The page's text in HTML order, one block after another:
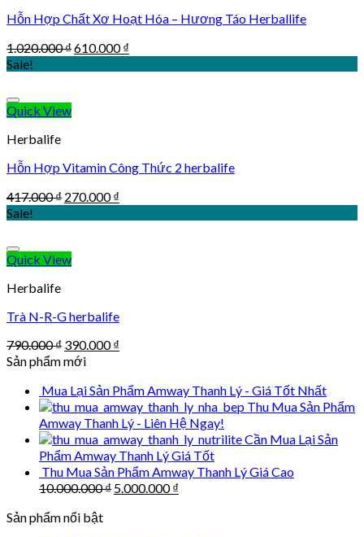
Hỗn Hợp Chất Xơ Hoạt Hóa – Hương Táo Herballife
1.020.000₫Original
610.000₫
Sale!
Quick View
Herbalife
Hỗn Hợp Vitamin Công Thức 2 herbalife
417.000₫ Original
270.000₫
Sale!
Quick View
Herbalife
Trà N-R-G herbalife
790.000₫ Original
price
790.000 ₫.
390.000₫
390.000 ₫.
Sản phẩm mới
Mua Lại Sản Phẩm Amway Thanh Lý - Giá Tốt Nhất
Thu Mua Sản Phẩm
Amway Thanh Lý - Liên Hệ Ngay!
Cần Mua Lại Sản
Phẩm Amway Thanh Lý Giá Tốt
Thu Mua Sản Phẩm Amway Thanh Lý Giá Cao
10.000.000₫ Original
5.000.000₫
Sản phẩm nổi bật